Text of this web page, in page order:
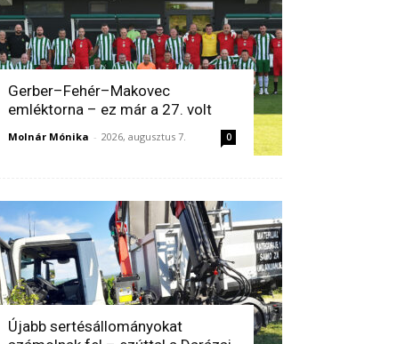
Gerber–Fehér–Makovec
emléktorna – ez már a 27. volt
Molnár Mónika - 2026, augusztus 7. 0
Újabb sertésállományokat